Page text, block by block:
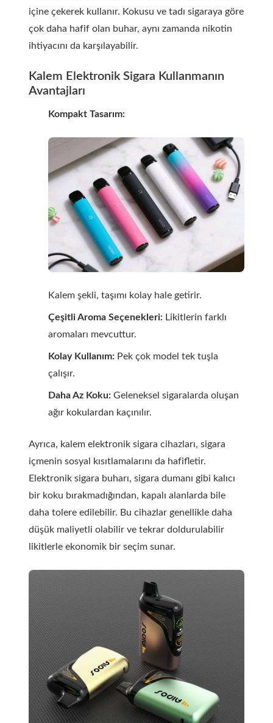
içine çekerek kullanır. Kokusu ve tadı sigaraya göre
çok daha hafif olan buhar, aynı zamanda nikotin
ihtiyacını da karşılayabilir.
Kalem Elektronik Sigara Kullanmanın
Avantajları
Kompakt Tasarım:
Kalem şekli, taşımı kolay hale getirir.
Çeşitli Aroma Seçenekleri: Likitlerin farklı
aromaları mevcuttur.
Kolay Kullanım: Pek çok model tek tuşla
çalışır.
Daha Az Koku: Geleneksel sigaralarda oluşan
ağır kokulardan kaçınılır.
Ayrıca, kalem elektronik sigara cihazları, sigara
içmenin sosyal kısıtlamalarını da hafifletir.
Elektronik sigara buharı, sigara dumanı gibi kalıcı
bir koku bırakmadığından, kapalı alanlarda bile
daha tolere edilebilir. Bu cihazlar genellikle daha
düşük maliyetli olabilir ve tekrar doldurulabilir
likitlerle ekonomik bir seçim sunar.